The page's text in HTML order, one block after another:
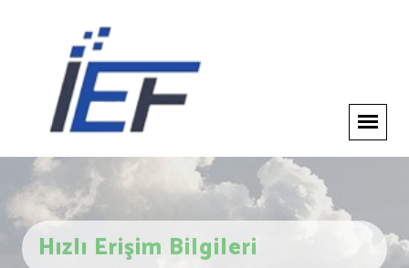
Hızlı Erişim Bilgileri